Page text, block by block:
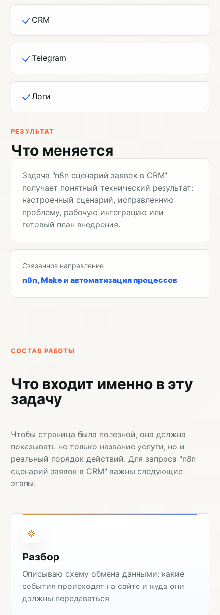
CRM
Telegram
Логи
РЕЗУЛЬТАТ
Что меняется
Задача "n8n сценарий заявок в CRM"
получает понятный технический результат:
настроенный сценарий, исправленную
проблему, рабочую интеграцию или
готовый план внедрения.
Связанное направление
n8n, Make и автоматизация процессов
СОСТАВ РАБОТЫ
Что входит именно в эту
задачу
Чтобы страница была полезной, она должна
показывать не только название услуги, но и
реальный порядок действий. Для запроса "n8n
сценарий заявок в CRM" важны следующие
этапы.
Разбор
Описываю схему обмена данными: какие
события происходят на сайте и куда они
должны передаваться.